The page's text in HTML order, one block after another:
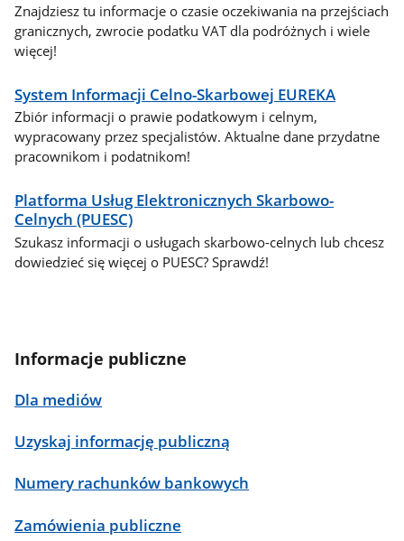
Znajdziesz tu informacje o czasie oczekiwania na przejściach
granicznych, zwrocie podatku VAT dla podróżnych i wiele
więcej!
System Informacji Celno-Skarbowej EUREKA
Zbiór informacji o prawie podatkowym i celnym,
wypracowany przez specjalistów. Aktualne dane przydatne
pracownikom i podatnikom!
Platforma Usług Elektronicznych Skarbowo-
Celnych (PUESC)
Szukasz informacji o usługach skarbowo-celnych lub chcesz
dowiedzieć się więcej o PUESC? Sprawdź!
Informacje publiczne
Dla mediów
Uzyskaj informację publiczną
Numery rachunków bankowych
Zamówienia publiczne